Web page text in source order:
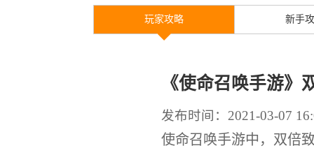
玩家攻略 新手
《使命召唤手游》
发布时间：2021-03-07
使命召唤手游中，双倍